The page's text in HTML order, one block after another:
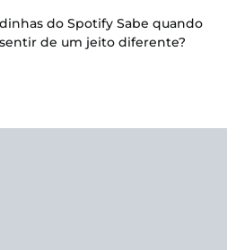
do Spotify Sabe quando
de um jeito diferente?